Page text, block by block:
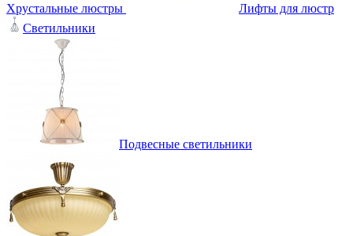
Хрустальные люстры
Лифты для люстр
Светильники
Подвесные светильники